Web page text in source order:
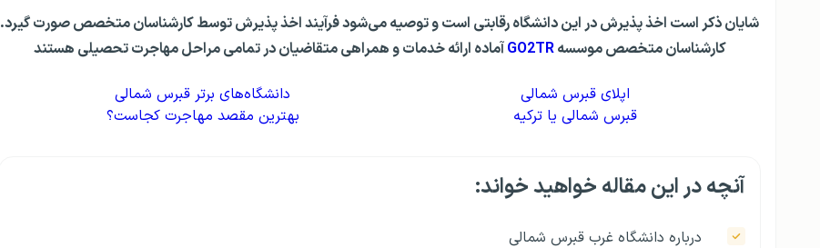
شایان ذکر است اخذ پذیرش در این دانشگاه رقابتی است و توصیه می‌شود فرآیند اخذ پذیرش توسط کارشناسان متخصص صورت گیرد.
کارشناسان متخصص موسسهGO2TRآماده ارائه خدمات و همراهی متقاضیان در تمامی مراحل مهاجرت تحصیلی هستند
اپلای قبرس شمالی
دانشگاه‌های برتر قبرس شمالی
قبرس شمالی یا ترکیه
بهترین مقصد مهاجرت کجاست؟
آنچه در این مقاله خواهید خواند:
درباره دانشگاه غرب قبرس شمالی